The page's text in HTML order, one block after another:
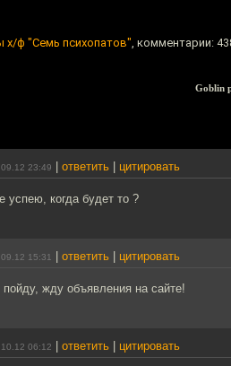
х/ф "Семь психопатов", комментарии:
Goblin
23:49 ответить цитировать
успею, когда будет то ?
15:31 ответить цитировать
жду объявления на сайте!
06:12 ответить цитировать